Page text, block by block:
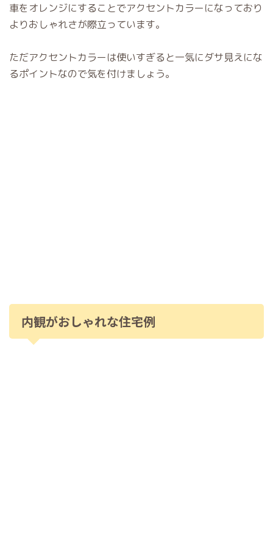
車をオレンジにすることでアクセントカラーになっており
よりおしゃれさが際立っています。
ただアクセントカラーは使いすぎると一気にダサ見えにな
るポイントなので気を付けましょう。
内観がおしゃれな住宅例